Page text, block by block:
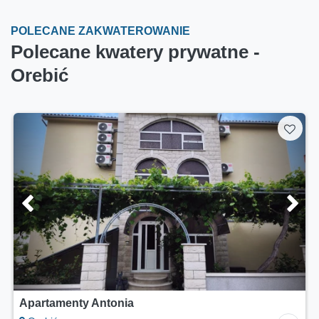
POLECANE ZAKWATEROWANIE
Polecane kwatery prywatne -
Orebić
Apartamenty Antonia